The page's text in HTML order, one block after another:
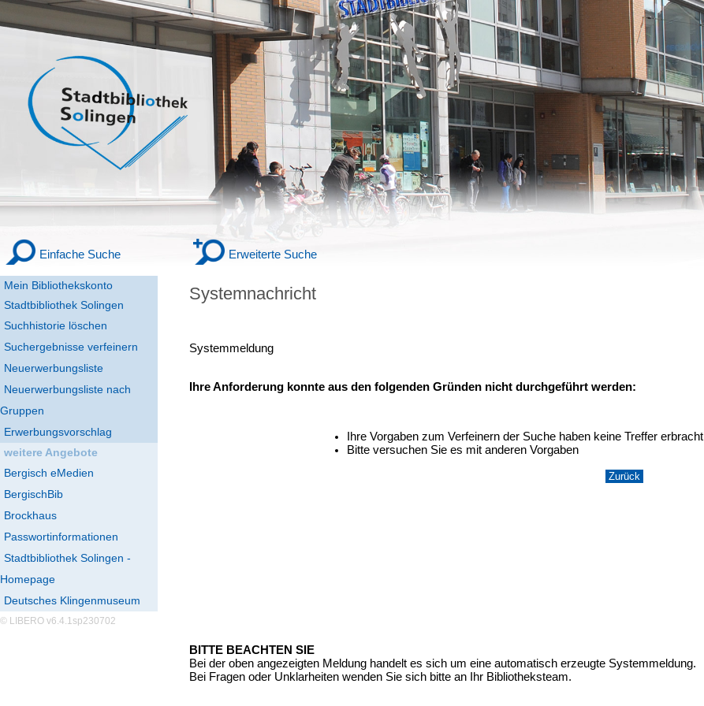
Mein Bibliothekskonto
Stadtbibliothek Solingen
Einfache Suche Erweiterte Suche
Suchhistorie löschen
Suchergebnisse verfeinern
Neuerwerbungsliste
Neuerwerbungsliste nach
Gruppen
Erwerbungsvorschlag
weitere Angebote
Bergisch eMedien
BergischBib
Brockhaus
Passwortinformationen
Stadtbibliothek Solingen -
Homepage
Deutsches Klingenmuseum
© LIBERO v6.4.1sp230702
Systemnachricht
Systemmeldung
Ihre Anforderung konnte aus den folgenden Gründen nicht durchgeführt werden:
Ihre Vorgaben zum Verfeinern der Suche haben keine Treffer erbracht
Bitte versuchen Sie es mit anderen Vorgaben
BITTE BEACHTEN SIE
Bei der oben angezeigten Meldung handelt es sich um eine automatisch erzeugte Systemmeldung.
Bei Fragen oder Unklarheiten wenden Sie sich bitte an Ihr Bibliotheksteam.